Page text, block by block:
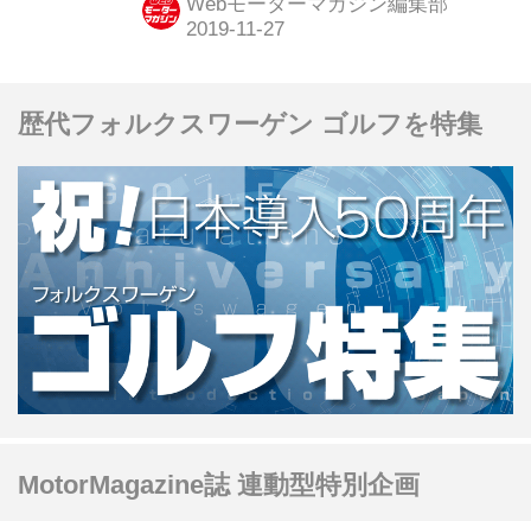
シェア社長と、発表会ゲストでモデル
Webモーターマガジン編集部
歴代フォルクスワーゲン ゴルフを特集
MotorMagazine誌 連動型特別企画